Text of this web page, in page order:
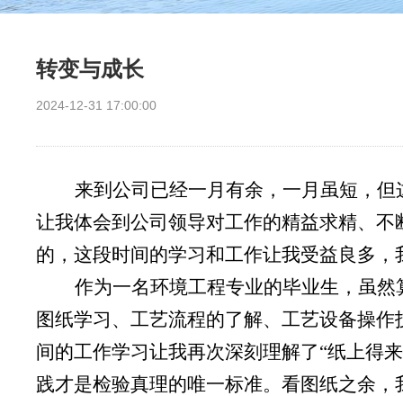
转变与成长
2024-12-31 17:00:00
来到公司已经一月有余，一月虽短，
让我体会到公司领导对工作的精益求精、
的，这段时间的学习和工作让我受益良多
作为一名环境工程专业的毕业生，虽
图纸学习、工艺流程的了解、工艺设备操
间的工作学习让我再次深刻理解了“纸上得
践才是检验真理的唯一标准。看图纸之余